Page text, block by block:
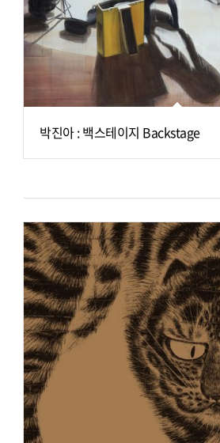
박진아 : 백스테이지 Backstage